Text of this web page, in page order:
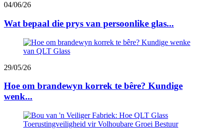
04/06/26
Wat bepaal die prys van persoonlike glas...
29/05/26
Hoe om brandewyn korrek te bêre? Kundige
wenk...